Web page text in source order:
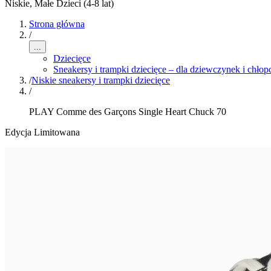
Niskie, Małe Dzieci (4-8 lat)
Strona główna
/
...
Dziecięce
Sneakersy i trampki dziecięce – dla dziewczynek i
/Niskie sneakersy i trampki dziecięce
/
PLAY Comme des Garçons Single Heart Chuck 70
Edycja Limitowana